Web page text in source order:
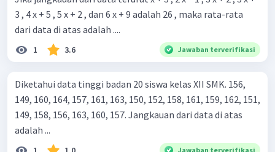
3 , 4 x + 5 , 5 x + 2 , dan 6 x + 9 adalah 26 , maka rata-rata
dari data di atas adalah ....
1 3.6 Jawaban terverifikasi
Diketahui data tinggi badan 20 siswa kelas XII SMK. 156,
149, 160, 164, 157, 161, 163, 150, 152, 158, 161, 159, 162, 151,
149, 158, 156, 163, 160, 157. Jangkauan dari data di atas
adalah ...
Jawaban terverifikasi